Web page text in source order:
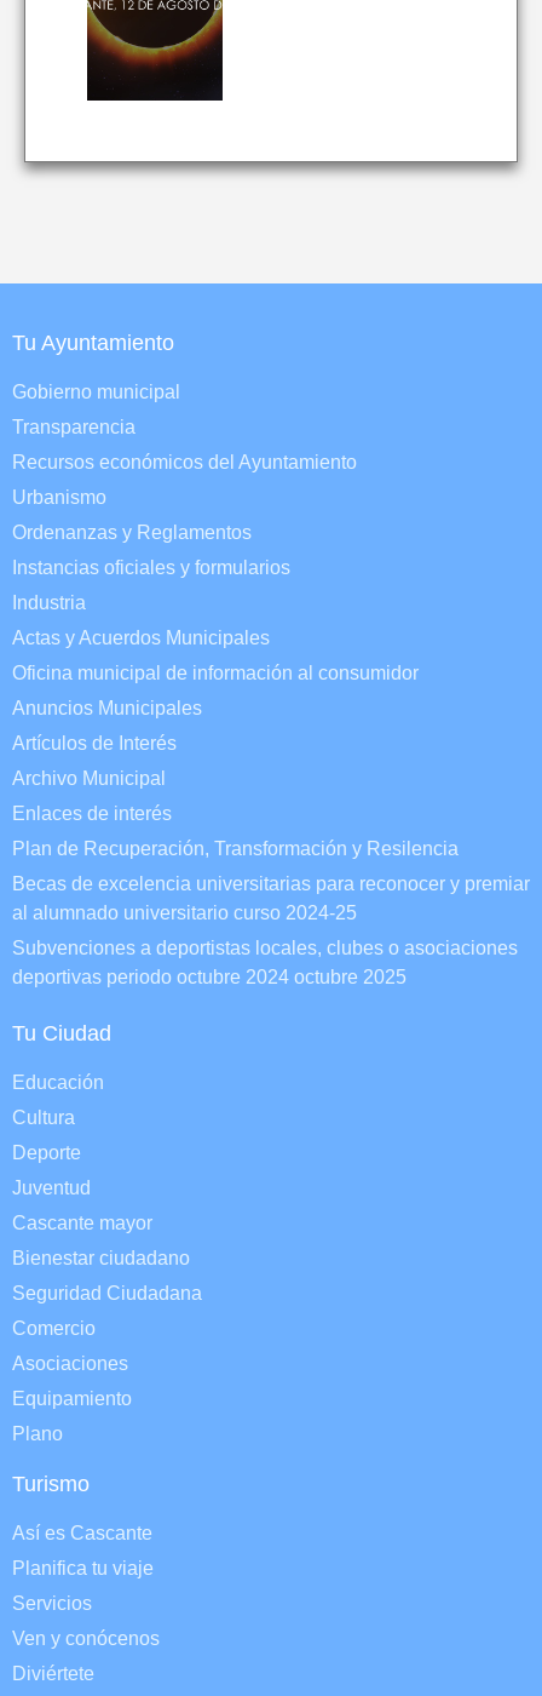
Tu Ayuntamiento
Gobierno municipal
Transparencia
Recursos económicos del Ayuntamiento
Urbanismo
Ordenanzas y Reglamentos
Instancias oficiales y formularios
Industria
Actas y Acuerdos Municipales
Oficina municipal de información al consumidor
Anuncios Municipales
Artículos de Interés
Archivo Municipal
Enlaces de interés
Plan de Recuperación, Transformación y Resilencia
Becas de excelencia universitarias para reconocer y premiar
al alumnado universitario curso 2024-25
Subvenciones a deportistas locales, clubes o asociaciones
deportivas periodo octubre 2024 octubre 2025
Tu Ciudad
Educación
Cultura
Deporte
Juventud
Cascante mayor
Bienestar ciudadano
Seguridad Ciudadana
Comercio
Asociaciones
Equipamiento
Plano
Turismo
Así es Cascante
Planifica tu viaje
Servicios
Ven y conócenos
Diviértete